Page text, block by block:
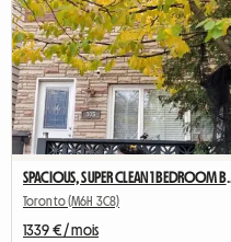
SPACIOUS, SUPER CLEAN 1 BEDROOM BASEMENT APARTMENT FOR RENT
Toronto (M6H 3C8)
1339 € / mois